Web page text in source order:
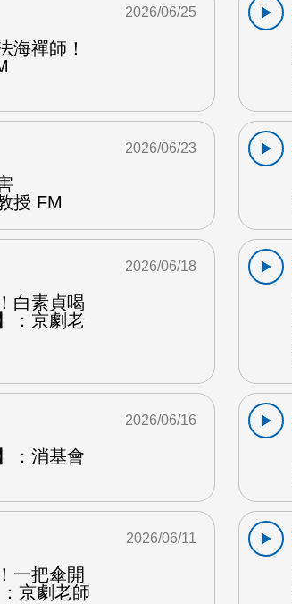
海禪師！
2026/06/25
授 FM
2026/06/23
白素貞喝
：京劇老
2026/06/18
：消基會
2026/06/16
一把傘開
京劇老師
2026/06/11